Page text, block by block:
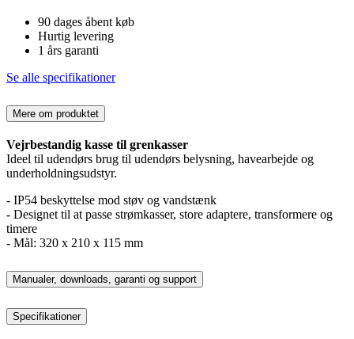
90 dages åbent køb
Hurtig levering
1 års garanti
Se alle specifikationer
Mere om produktet
Vejrbestandig kasse til grenkasser
Ideel til udendørs brug til udendørs belysning, havearbejde og
underholdningsudstyr.
- IP54 beskyttelse mod støv og vandstænk
- Designet til at passe strømkasser, store adaptere, transformere og
timere
- Mål: 320 x 210 x 115 mm
Manualer, downloads, garanti og support
Specifikationer